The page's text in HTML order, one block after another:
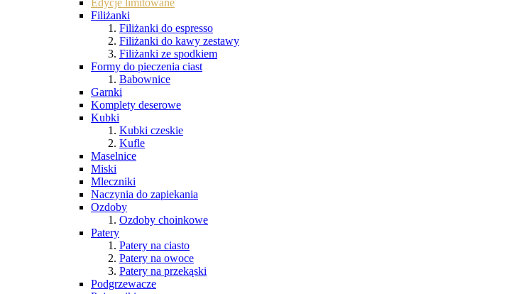
Edycje limitowane
Filiżanki
Filiżanki do espresso
Filiżanki do kawy zestawy
Filiżanki ze spodkiem
Formy do pieczenia ciast
Babownice
Garnki
Komplety deserowe
Kubki
Kubki czeskie
Kufle
Maselnice
Miski
Mleczniki
Naczynia do zapiekania
Ozdoby
Ozdoby choinkowe
Patery
Patery na ciasto
Patery na owoce
Patery na przekąski
Podgrzewacze